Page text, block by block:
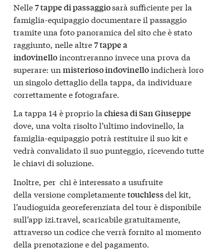
Nelle7 tappe di passaggiosarà sufficiente per la
famiglia-equipaggio documentare il passaggio
tramite una foto panoramica del sito che è stato
raggiunto, nelle altre7 tappe a
indovinelloincontreranno invece una prova da
superare: un misterioso indovinelloindicherà loro
un singolo dettaglio della tappa, da individuare
correttamente e fotografare.
La tappa 14 è proprio la chiesa di San Giuseppe
dove, una volta risolto l’ultimo indovinello, la
famiglia-equipaggio potrà restituire il suo kit e
vedrà convalidato il suo punteggio, ricevendo tutte
le chiavi di soluzione.
Inoltre, per chi è interessato a usufruite
della versione completamentetouchlessdel kit,
l’audioguida georeferenziata del tour è disponibile
sull’app izi.travel, scaricabile gratuitamente,
attraverso un codice che verrà fornito al momento
della prenotazione e del pagamento.